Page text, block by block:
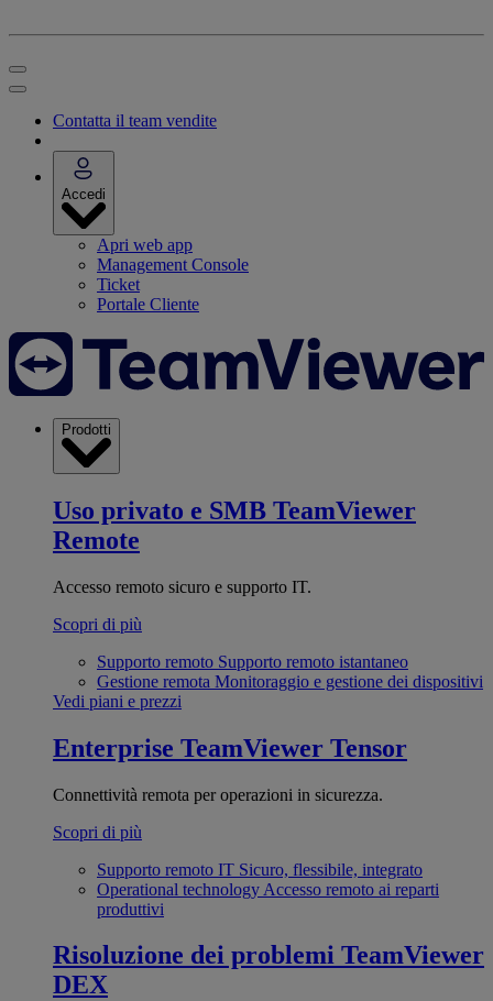
Contatta il team vendite
Accedi
Apri web app
Management Console
Ticket
Portale Cliente
Prodotti
Uso privato e SMB TeamViewer
Remote
Accesso remoto sicuro e supporto IT.
Scopri di più
Supporto remoto Supporto remoto istantaneo
Gestione remota Monitoraggio e gestione dei dispositivi
Vedi piani e prezzi
Enterprise TeamViewer Tensor
Connettività remota per operazioni in sicurezza.
Scopri di più
Supporto remoto IT Sicuro, flessibile, integrato
Operational technology Accesso remoto ai reparti
produttivi
Risoluzione dei problemi TeamViewer
DEX